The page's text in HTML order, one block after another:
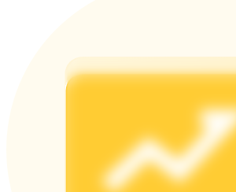
Deposit CASHCAT & Win
Share 500000 CASHCAT prize pool
Exclusive for BitMart Users